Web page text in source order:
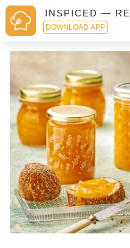
INSPICED —
DOWNLOAD APP